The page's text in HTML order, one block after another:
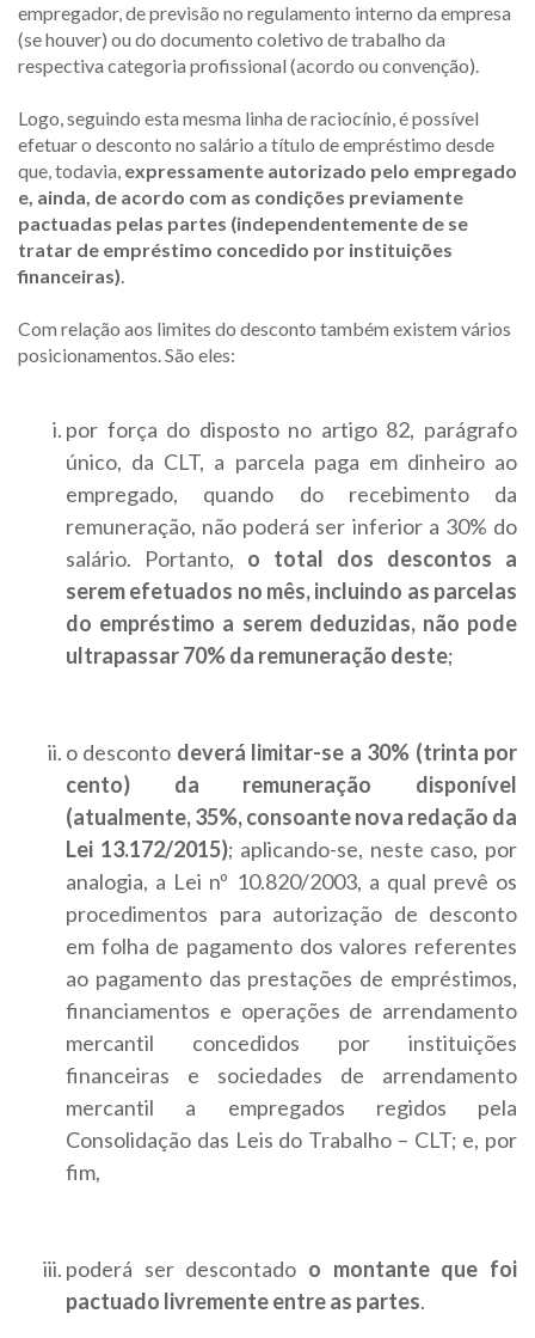
empregador, de previsão no regulamento interno da empresa
(se houver) ou do documento coletivo de trabalho da
respectiva categoria profissional (acordo ou convenção).
Logo, seguindo esta mesma linha de raciocínio, é possível
efetuar o desconto no salário a título de empréstimo desde
que, todavia, expressamente autorizado pelo empregado
e, ainda, de acordo com as condições previamente
pactuadas pelas partes (independentemente de se
tratar de empréstimo concedido por instituições
financeiras).
Com relação aos limites do desconto também existem vários
posicionamentos. São eles:
por força do disposto no artigo 82, parágrafo
único, da CLT, a parcela paga em dinheiro ao
empregado, quando do recebimento da
remuneração, não poderá ser inferior a 30% do
salário. Portanto, o total dos descontos a
serem efetuados no mês, incluindo as parcelas
do empréstimo a serem deduzidas, não pode
ultrapassar 70% da remuneração deste;
o desconto deverá limitar-se a 30% (trinta por
cento) da remuneração disponível
(atualmente, 35%, consoante nova redação da
Lei 13.172/2015); aplicando-se, neste caso, por
analogia, a Lei nº 10.820/2003, a qual prevê os
procedimentos para autorização de desconto
em folha de pagamento dos valores referentes
ao pagamento das prestações de empréstimos,
financiamentos e operações de arrendamento
mercantil concedidos por instituições
financeiras e sociedades de arrendamento
mercantil a empregados regidos pela
Consolidação das Leis do Trabalho – CLT; e, por
fim,
poderá ser descontado o montante que foi
pactuado livremente entre as partes.